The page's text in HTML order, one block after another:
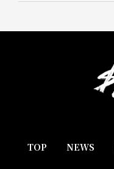
TOP NEWS